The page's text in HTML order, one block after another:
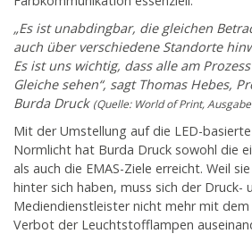
„Es ist unabdingbar, die gleichen
auch über verschiedene Standorte
Es ist uns wichtig, dass alle am
Gleiche sehen“, sagt Thomas Hebes,
Burda Druck (Quelle: World of Print,
Mit der Umstellung auf die LED-
Normlicht hat Burda Druck sowohl die
als auch die EMAS-Ziele erreicht. Weil
hinter sich haben, muss sich der Druck-
Mediendienstleister nicht mehr mit
Verbot der Leuchtstofflampen